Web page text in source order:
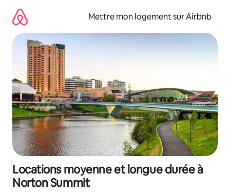
directement
contenu
Mettre mon logement sur Airbnb
Locations moyenne et longue durée à
Norton Summit